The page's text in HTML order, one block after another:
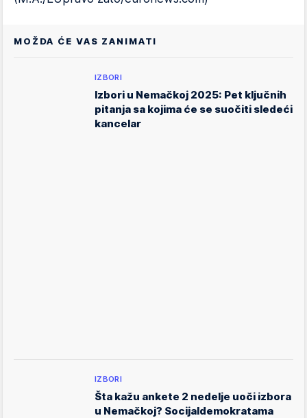
MOŽDA ĆE VAS ZANIMATI
IZBORI
Izbori u Nemačkoj 2025: Pet ključnih
pitanja sa kojima će se suočiti sledeći
kancelar
IZBORI
Šta kažu ankete 2 nedelje uoči izbora
u Nemačkoj? Socijaldemokratama